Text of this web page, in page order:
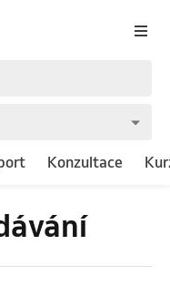
Konzultace